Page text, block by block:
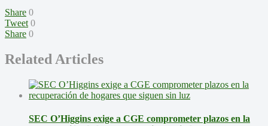
Share 0
Tweet 0
Share 0
Related Articles
SEC O’Higgins exige a CGE comprometer plazos en la